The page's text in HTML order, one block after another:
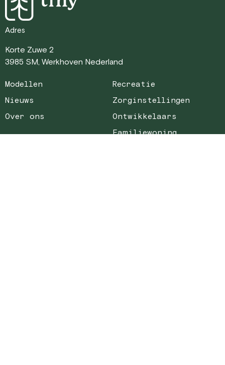
Adres
Korte Zuwe 2
3985 SM, Werkhoven Nederland
Modellen
Recreatie
Nieuws
Zorginstellingen
Over ons
Ontwikkelaars
Familiewoning